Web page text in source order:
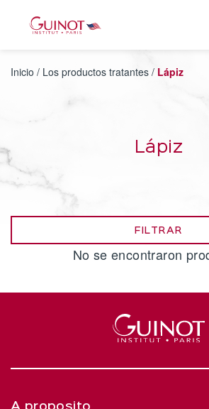
Inicio / Los productos tratantes / Lápiz
Lápiz
FILTRAR
No se encontraron